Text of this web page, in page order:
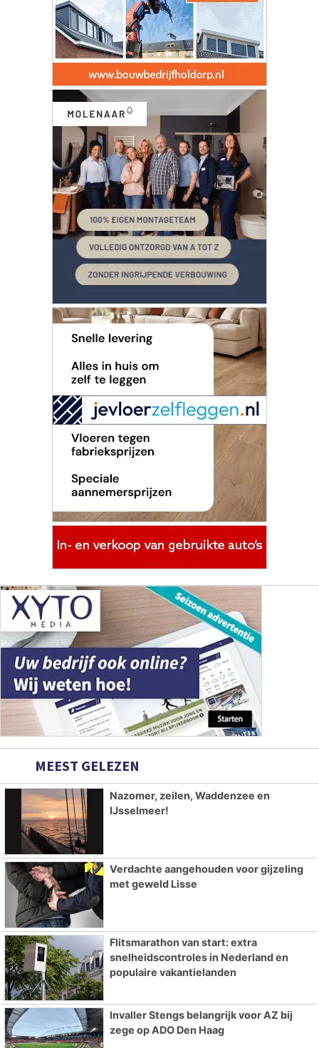
MEEST GELEZEN
Nazomer, zeilen, Waddenzee en
IJsselmeer!
Verdachte aangehouden voor gijzeling
met geweld Lisse
Flitsmarathon van start: extra
snelheidscontroles in Nederland en
populaire vakantielanden
Invaller Stengs belangrijk voor AZ bij
zege op ADO Den Haag